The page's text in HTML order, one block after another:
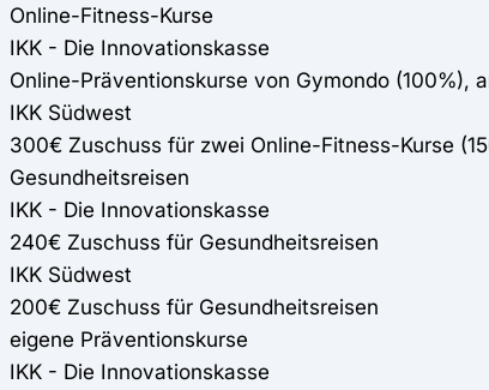
Online-Fitness-Kurse
IKK - Die Innovationskasse
Online-Präventionskurse von Gymondo (100%),
IKK Südwest
300€ Zuschuss für zwei Online-Fitness-Kurse
Gesundheitsreisen
IKK - Die Innovationskasse
240€ Zuschuss für Gesundheitsreisen
IKK Südwest
200€ Zuschuss für Gesundheitsreisen
eigene Präventionskurse
IKK - Die Innovationskasse